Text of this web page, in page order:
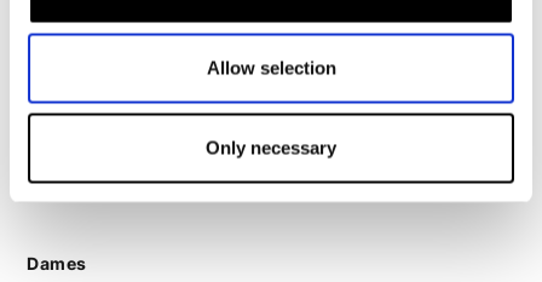
Allow selection
Only necessary
Motorhelm heren
Motorschoenen heren
Dames